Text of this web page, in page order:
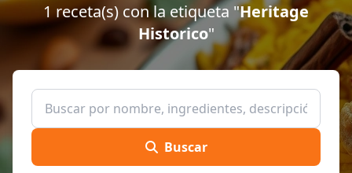
1 receta(s) con la etiqueta "Heritage
Historico"
Buscar